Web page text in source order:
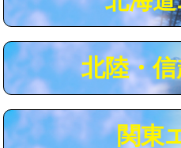
給水管工事※（塩ビ管（VP・
用（追加）/3ｍ超え)
給水管工事※（ライニング鋼管
管・ポリ管・HT管使用/3ｍまで)
給水管工事※（ライニング鋼管
管・ポリ管・HT管使用/3ｍ超え)
北陸・
関東